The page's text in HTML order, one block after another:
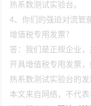
热系数测试实验台。
4、你们的强迫对流管
增值税专用发票？
答：我们是正规企业
开具增值税专用发票
热系数测试实验台的
本文来自网络，不代